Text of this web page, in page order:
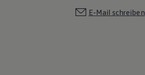
E-Mail schreiben